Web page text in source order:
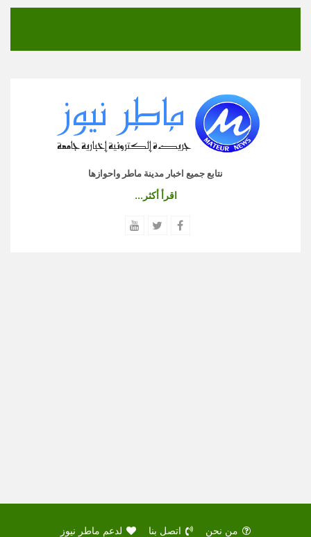
نتابع جميع اخبار مدينة ماطر واحوازها
اقرأ أكثر...
من نحن اتصل بنا لدعم ماطر نيوز